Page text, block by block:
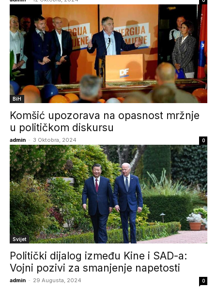
BiH
Komšić upozorava na opasnost mržnje
u političkom diskursu
admin - 3 Oktobra, 2024 0
Svijet
Politički dijalog između Kine i SAD-a:
Vojni pozivi za smanjenje napetosti
admin - 29 Augusta, 2024 0